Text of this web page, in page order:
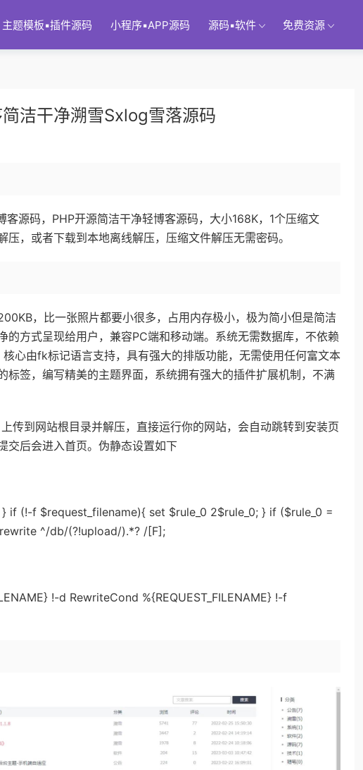
主题模板▪插件源码 小程序▪APP源码 源码▪软件 免费资源
洁干净溯雪Sxlog雪落源码
源码，PHP开源简洁干净轻博客源码，大小168K，1个压缩文
，或者下载到本地离线解压，压缩文件解压无需密码。
，比一张照片都要小很多，占用内存极小，极为简小但是简洁
方式呈现给用户，兼容PC端和移动端。系统无需数据库，不依赖
心由fk标记语言支持，具有强大的排版功能，无需使用任何富文本
签，编写精美的主题界面，系统拥有强大的插件扩展机制，不满
传到网站根目录并解压，直接运行你的网站，会自动跳转到安装页
交后会进入首页。伪静态设置如下
if (!-f $request_filename){ set $rule_0 2$rule_0; } if ($rule_0 =
^/db/(?!upload/).*? /[F];
!-d RewriteCond %{REQUEST_FILENAME} !-f